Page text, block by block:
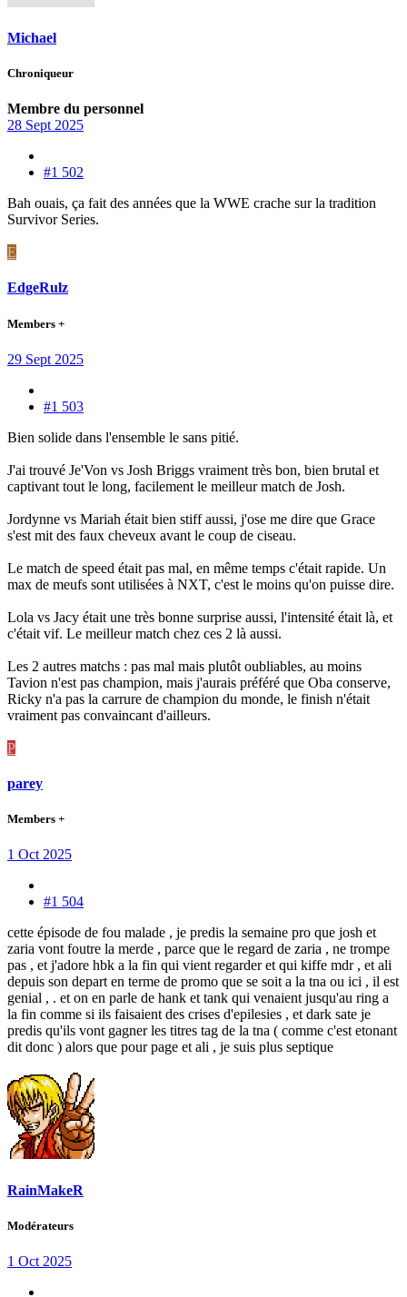
Michael
Chroniqueur
Membre du personnel
28 Sept 2025
#1 502
Bah ouais, ça fait des années que la WWE crache sur la tradition
Survivor Series.
E
EdgeRulz
Members +
29 Sept 2025
#1 503
Bien solide dans l'ensemble le sans pitié.
J'ai trouvé Je'Von vs Josh Briggs vraiment très bon, bien brutal et
captivant tout le long, facilement le meilleur match de Josh.
Jordynne vs Mariah était bien stiff aussi, j'ose me dire que Grace
s'est mit des faux cheveux avant le coup de ciseau.
Le match de speed était pas mal, en même temps c'était rapide. Un
max de meufs sont utilisées à NXT, c'est le moins qu'on puisse dire.
Lola vs Jacy était une très bonne surprise aussi, l'intensité était là, et
c'était vif. Le meilleur match chez ces 2 là aussi.
Les 2 autres matchs : pas mal mais plutôt oubliables, au moins
Tavion n'est pas champion, mais j'aurais préféré que Oba conserve,
Ricky n'a pas la carrure de champion du monde, le finish n'était
vraiment pas convaincant d'ailleurs.
P
parey
Members +
1 Oct 2025
#1 504
cette épisode de fou malade , je predis la semaine pro que josh et
zaria vont foutre la merde , parce que le regard de zaria , ne trompe
pas , et j'adore hbk a la fin qui vient regarder et qui kiffe mdr , et ali
depuis son depart en terme de promo que se soit a la tna ou ici , il est
genial , . et on en parle de hank et tank qui venaient jusqu'au ring a
la fin comme si ils faisaient des crises d'epilesies , et dark sate je
predis qu'ils vont gagner les titres tag de la tna ( comme c'est etonant
dit donc ) alors que pour page et ali , je suis plus septique
RainMakeR
Modérateurs
1 Oct 2025